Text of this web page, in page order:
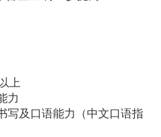
上
力
写及口语能力（中文口语指